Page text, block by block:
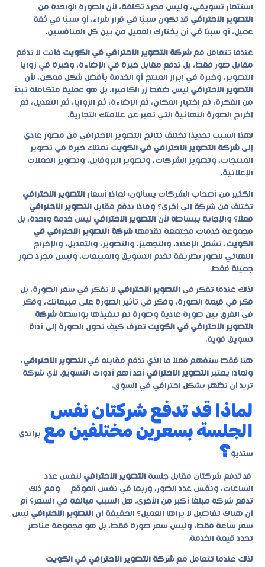
استثمار تسويقي، وليس مجرد تكلفة، لأن الصورة الواحدة من
التصوير الاحترافي قد تكون سببًا في قرار شراء، أو سببًا في ثقة
عميل، أو سببًا في أن يختارك العميل من بين كل المنافسين.
عندما تتعامل مع شركة التصوير الاحترافي في الكويت فأنت لا تدفع
مقابل صور فقط، بل تدفع مقابل خبرة في الإضاءة، وخبرة في زوايا
التصوير، وخبرة في إبراز المنتج أو الخدمة بأفضل شكل ممكن، لأن
التصوير الاحترافي ليس ضغط زر الكاميرا، بل هو عملية متكاملة تبدأ
من الفكرة، ثم اختيار المكان، ثم الإضاءة، ثم الزوايا، ثم التعديل، ثم
إخراج الصورة النهائية التي تعبر عن علامتك التجارية.
لهذا السبب تحديدًا تختلف نتائج التصوير الاحترافي من مصور عادي
إلى شركة التصوير الاحترافي في الكويت تمتلك خبرة في تصوير
المنتجات، وتصوير الشركات، وتصوير البروفايل، وتصوير الحملات
الإعلانية.
الكثير من أصحاب الشركات يسألون: لماذا أسعار التصوير الاحترافي
تختلف من شركة إلى أخرى؟ وماذا ندفع مقابل التصوير الاحترافي
فعلًا؟ والإجابة ببساطة لأن التصوير الاحترافي ليس خدمة واحدة، بل
مجموعة خدمات مجتمعة تقدمها شركة التصوير الاحترافي في
الكويت، تشمل الإعداد، والتجهيز، والتصوير، والتعديل، والإخراج
النهائي للصور بطريقة تخدم التسويق والمبيعات، وليس مجرد صور
جميلة فقط.
لذلك عندما تفكر في التصوير الاحترافي لا تفكر في سعر الصورة، بل
فكر في قيمة الصورة، وفكر في تأثير الصورة على مبيعاتك، وفكر
في الفرق بين صورة عادية وصورة تم تنفيذها بواسطة شركة
التصوير الاحترافي في الكويت تعرف كيف تحول الصورة إلى أداة
تسويق قوية.
هنا فقط ستفهم فعلاً ما الذي تدفع مقابله في التصوير الاحترافي،
ولماذا يعتبر التصوير الاحترافي أحد أهم أدوات التسويق لأي شركة
تريد أن تظهر بشكل احترافي في السوق.
لماذا قد تدفع شركتان نفس
الجلسة بسعرين مختلفين مع براندي
ستديو؟
قد تدفع شركتان مقابل جلسة التصوير الاحترافي لنفس عدد
الساعات، ونفس عدد الصور، وربما في نفس الموقع… ومع ذلك
تدفع شركة مبلغًا أكبر من الأخرى. هل السبب مبالغة في السعر؟ أم
أن هناك تفاصيل لا يراها العميل؟ الحقيقة أن التصوير الاحترافي ليس
سعر ساعة فقط، وليس سعر صورة فقط، بل هو مجموعة عناصر
تحدد قيمة الخدمة.
لذلك عندما تتعامل مع شركة التصوير الاحترافي في الكويت